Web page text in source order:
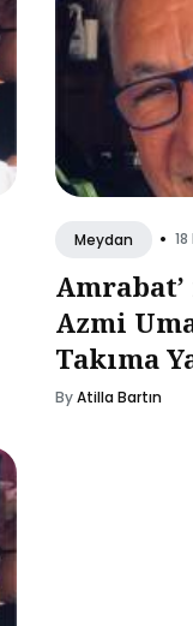
Meydan •
Amrabat’
Azmi
Takıma
ByAtilla Bartın